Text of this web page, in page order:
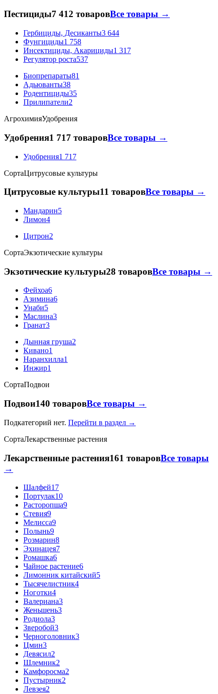
Пестициды7 412 товаровВсе товары →
Гербициды, Десиканты3 644
Фунгициды1 758
Инсектициды, Акарициды1 317
Регулятор роста537
Биопрепараты81
Адьюванты38
Родентициды35
Прилипатели2
АгрохимияУдобрения
Удобрения1 717 товаровВсе товары →
Удобрения1 717
СортаЦитрусовые культуры
Цитрусовые культуры11 товаровВсе товары →
Мандарин5
Лимон4
Цитрон2
СортаЭкзотические культуры
Экзотические культуры28 товаровВсе товары →
Фейхоа6
Азимина6
Унаби5
Маслина3
Гранат3
Дынная груша2
Кивано1
Наранхилла1
Инжир1
СортаПодвои
Подвои140 товаровВсе товары →
Подкатегорий нет. Перейти в раздел →
СортаЛекарственные растения
Лекарственные растения161 товаровВсе товары
→
Шалфей17
Портулак10
Расторопша9
Стевия9
Мелисса9
Полынь9
Розмарин8
Эхинацея7
Ромашка6
Чайное растение6
Лимонник китайский5
Тысячелистник4
Ноготки4
Валериана3
Женьшень3
Родиола3
Зверобой3
Черноголовник3
Цмин3
Девясил2
Шлемник2
Камфоросма2
Пустырник2
Левзея2